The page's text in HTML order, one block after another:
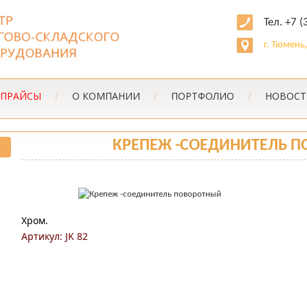
Тел. +7
г.
ПРАЙСЫ / О КОМПАНИИ / ПОРТФОЛИО /
КРЕПЕЖ -СОЕДИНИТЕЛЬ
Хром.
Артикул: JK 82